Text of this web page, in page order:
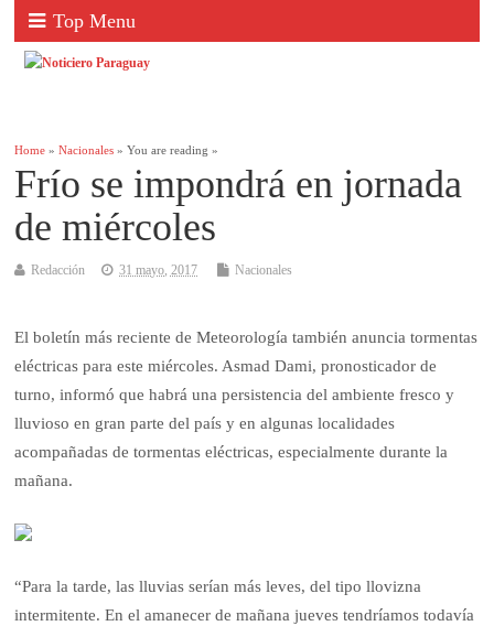
Top Menu
Home »Nacionales » You are reading »
Frío se impondrá en jornada
de miércoles
Redacción 31 mayo, 2017 Nacionales
El boletín más reciente de Meteorología también anuncia tormentas
eléctricas para este miércoles. Asmad Dami, pronosticador de
turno, informó que habrá una persistencia del ambiente fresco y
lluvioso en gran parte del país y en algunas localidades
acompañadas de tormentas eléctricas, especialmente durante la
mañana.
“Para la tarde, las lluvias serían más leves, del tipo llovizna
intermitente. En el amanecer de mañana jueves tendríamos todavía